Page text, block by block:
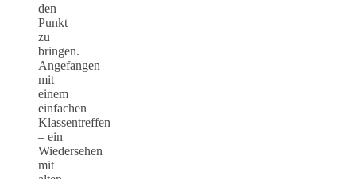
den
Punkt
zu
bringen.
Angefangen
mit
einem
einfachen
Klassentreffen
– ein
Wiedersehen
mit